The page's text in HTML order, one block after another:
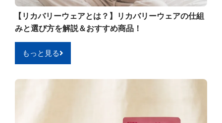
【リカバリーウェアとは？】リカバリーウェアの仕組
みと選び方を解説＆おすすめ商品！
もっと見る